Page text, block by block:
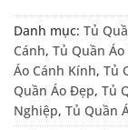
Danh mục: Tủ
Cánh, Tủ Quần Áo
Áo Cánh Kính, Tủ
Quần Áo Đẹp, Tủ
Nghiệp, Tủ Quần